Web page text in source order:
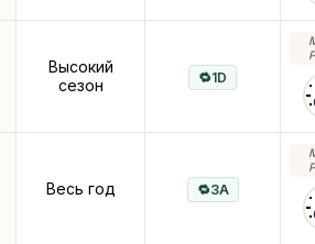
Высокий
сезон
1D
Весь год 3A